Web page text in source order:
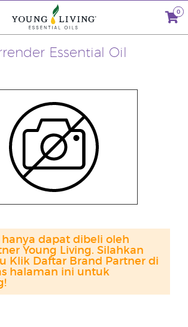
0
Essential Oil
hanya dapat dibeli oleh
Young Living. Silahkan
Klik Daftar Brand Partner di
halaman ini untuk